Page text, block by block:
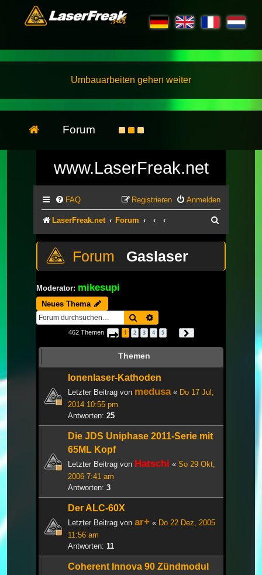
Umbauarbeiten gehen weiter
Forum
www.LaserFreak.net
FAQ Anmelden
Registrieren
LaserFreak.net Forum
Gaslaser
Moderator: mikesupi
Neues Thema
Suche
462 Themen Seite 1von 16
1 2 3 4 5
Themen
Ionenlaser-Kathoden
Letzter Beitrag von medusa« Do 17 Jul,
2014 10:55 pm
Antworten: 25
Die JDS Uniphase 2011-Serie mit
65ML Kopf
Letzter Beitrag von Hatschi « So 29 Okt,
2006 7:41 am
Antworten: 3
Der ALC-60X
Letzter Beitrag von ar+ « Do 22 Dez, 2005
11:56 am
Antworten: 11
Coherent Innova 90 Zündmodul